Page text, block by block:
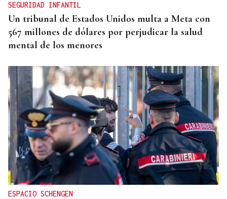
SEGURIDAD INFANTIL
Un tribunal de Estados Unidos multa a Meta con
567 millones de dólares por perjudicar la salud
mental de los menores
ESPACIO SCHENGEN